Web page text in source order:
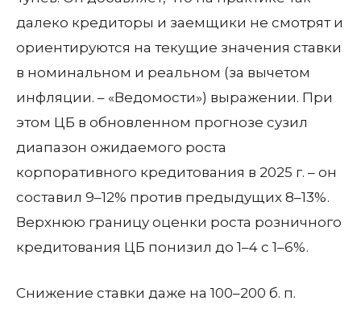
далеко кредиторы и заемщики не смотрят и
ориентируются на текущие значения ставки
в номинальном и реальном (за вычетом
инфляции. – «Ведомости») выражении. При
этом ЦБ в обновленном прогнозе сузил
диапазон ожидаемого роста
корпоративного кредитования в 2025 г. – он
составил 9–12% против предыдущих 8–13%.
Верхнюю границу оценки роста розничного
кредитования ЦБ понизил до 1–4 с 1–6%.
Снижение ставки даже на 100–200 б. п.